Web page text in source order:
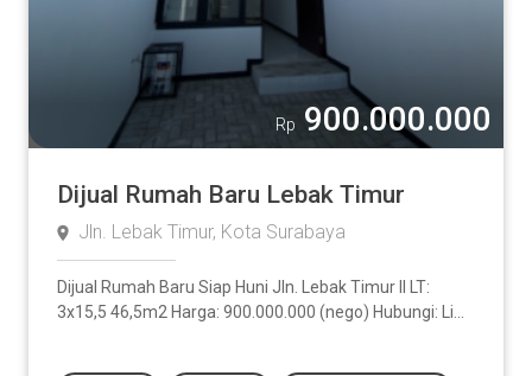
Rp 900.000.000
Dijual Rumah Baru Lebak Timur
Jln. Lebak Timur, Kota Surabaya
Dijual Rumah Baru Siap Huni Jln. Lebak Timur II LT:
3x15,5 46,5m2 Harga: 900.000.000 (nego) Hubungi: Li...